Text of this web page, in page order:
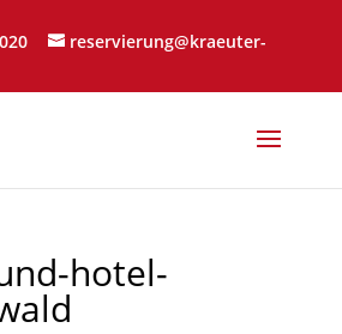
reservierung@kraeuter-
hotel-